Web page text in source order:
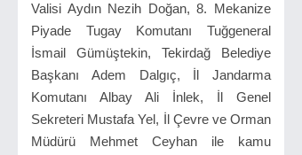
Valisi Aydın Nezih Doğan, 8. Mekanize
Piyade Tugay Komutanı Tuğgeneral
İsmail Gümüştekin, Tekirdağ Belediye
Başkanı Adem Dalgıç, İl Jandarma
Komutanı Albay Ali İnlek, İl Genel
Sekreteri Mustafa Yel, İl Çevre ve Orman
Müdürü Mehmet Ceyhan ile kamu